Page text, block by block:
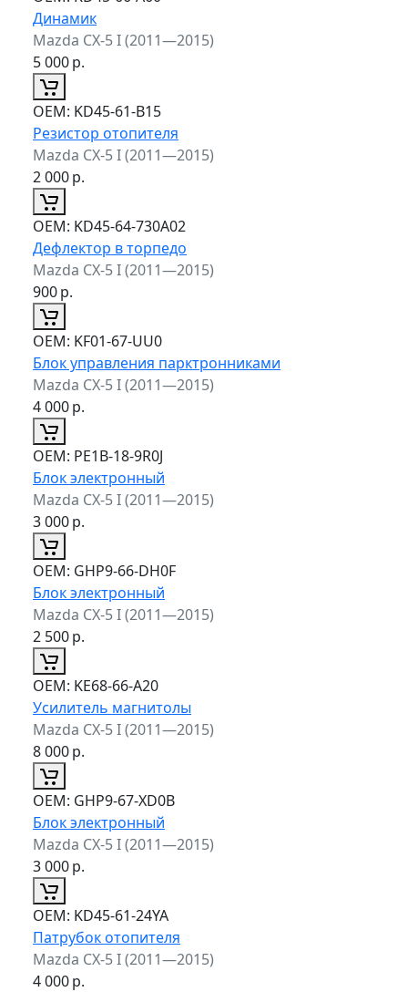
Динамик
Mazda CX-5 I (2011—2015)
5 000р.
ОЕМ: KD45-61-B15
Резистор отопителя
Mazda CX-5 I (2011—2015)
2 000р.
ОЕМ: KD45-64-730A02
Дефлектор в торпедо
Mazda CX-5 I (2011—2015)
900р.
ОЕМ: KF01-67-UU0
Блок управления парктронниками
Mazda CX-5 I (2011—2015)
4 000р.
ОЕМ: PE1B-18-9R0J
Блок электронный
Mazda CX-5 I (2011—2015)
3 000р.
ОЕМ: GHP9-66-DH0F
Блок электронный
Mazda CX-5 I (2011—2015)
2 500р.
ОЕМ: KE68-66-A20
Усилитель магнитолы
Mazda CX-5 I (2011—2015)
8 000р.
ОЕМ: GHP9-67-XD0B
Блок электронный
Mazda CX-5 I (2011—2015)
3 000р.
ОЕМ: KD45-61-24YA
Патрубок отопителя
Mazda CX-5 I (2011—2015)
4 000р.